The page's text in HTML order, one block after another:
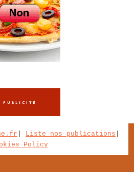
Liste nos publications
Policy